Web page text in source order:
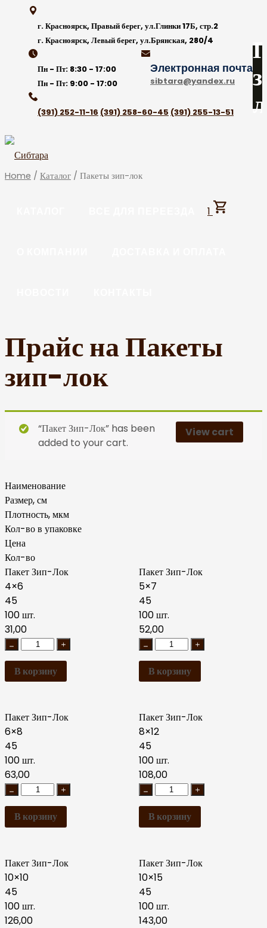
content
г. Красноярск, Правый берег, ул.Глинки 17Б, стр.2
г. Красноярск, Левый берег, ул.Брянская, 280/4
Пн - Пт: 8:30 - 17:00
Пн - Пт: 9:00 - 17:00
Электронная почта
sibtara@yandex.ru
(391) 252-11-16 (391) 258-60-45 (391) 255-13-51
1
Home / Каталог / Пакеты зип-лок
Прайс наПакеты
зип-лок
View cart
“Пакет Зип-Лок” has been
added to your cart.
Наименование
Размер, см
Плотность, мкм
Кол-во в упаковке
Цена
Кол-во
Пакет Зип-Лок
4×6
45
100 шт.
31,00
В корзину
Пакет Зип-Лок
5×7
45
100 шт.
52,00
В корзину
Пакет Зип-Лок
6×8
45
100 шт.
63,00
В корзину
Пакет Зип-Лок
8×12
45
100 шт.
108,00
В корзину
Пакет Зип-Лок
10×10
45
100 шт.
126,00
Пакет Зип-Лок
10×15
45
100 шт.
143,00